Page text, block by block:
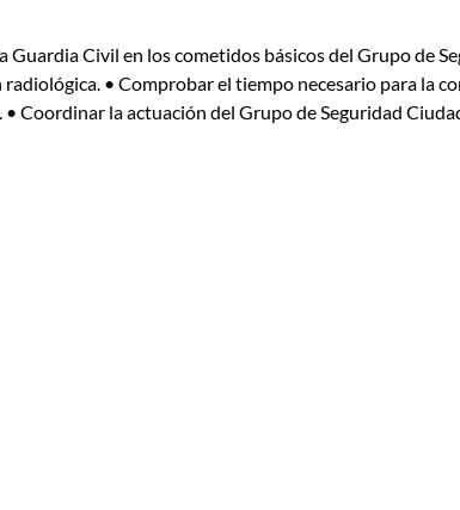
Civil en los cometidos básicos del Grupo de
• Comprobar el tiempo necesario para la
Coordinar la actuación del Grupo de Seguridad